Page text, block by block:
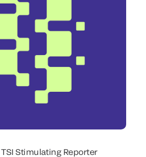
TSI Stimulating Reporter